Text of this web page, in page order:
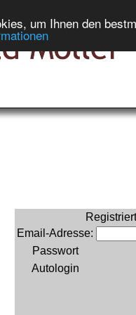
um Ihnen den
Email-Adresse:
Passwort
Autologin